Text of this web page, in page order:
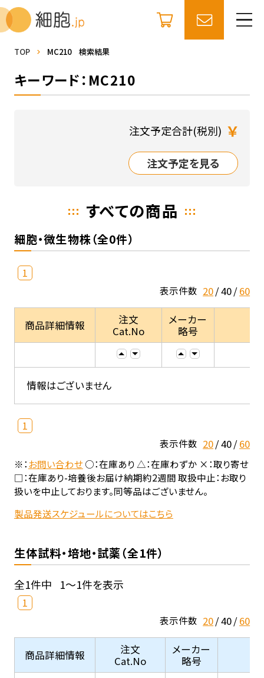
TOP MC210 検索結果
キーワード：MC210
注文予定合計(税別) ￥
注文予定を見る
すべての商品
細胞・微生物株（全0件）
1
表示件数 20 40 60
商品詳細情報
注文
Cat.No
メーカー
略号
情報はございません
1
表示件数 20 40 60
※：お問い合わせ○：在庫あり △：在庫わずか ×：取り寄せ
□：在庫あり-培養後お届け納期約2週間 取扱中止：お取り
扱いを中止しております。同等品はございません。
製品発送スケジュールについてはこちら
生体試料・培地・試薬（全1件）
全1件中 1～1件を表示
1
表示件数 20 40 60
商品詳細情報
注文
Cat.No
メーカー
略号